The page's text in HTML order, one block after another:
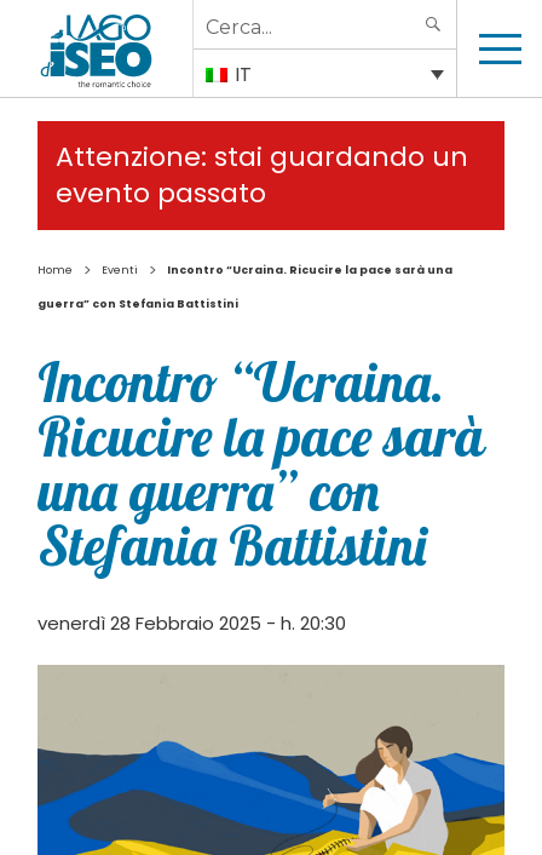
Search
for:
IT
Attenzione: stai guardando un
evento passato
Home > Eventi > Incontro “Ucraina. Ricucire la pace sarà una
guerra” con Stefania Battistini
Incontro “Ucraina.
Ricucire la pace sarà
una guerra” con
Stefania Battistini
venerdì 28 Febbraio 2025 - h. 20:30